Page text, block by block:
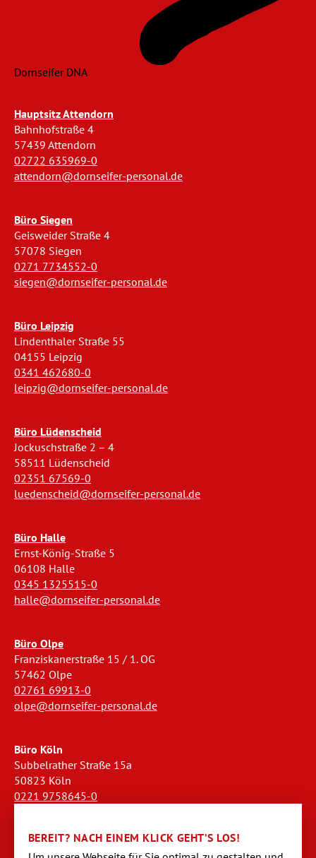
Dornseifer DNA
Hauptsitz Attendorn
Bahnhofstraße 4
57439 Attendorn
02722 635969-0
attendorn@dornseifer-personal.de
Büro Siegen
Geisweider Straße 4
57078 Siegen
0271 7734552-0
siegen@dornseifer-personal.de
Büro Leipzig
Lindenthaler Straße 55
04155 Leipzig
0341 462680-0
leipzig@dornseifer-personal.de
Büro Lüdenscheid
Jockuschstraße 2 – 4
58511 Lüdenscheid
02351 67569-0
luedenscheid@dornseifer-personal.de
Büro Halle
Ernst-König-Straße 5
06108 Halle
0345 1325515-0
halle@dornseifer-personal.de
Büro Olpe
Franziskanerstraße 15 / 1. OG
57462 Olpe
02761 69913-0
olpe@dornseifer-personal.de
Büro Köln
Subbelrather Straße 15a
50823 Köln
0221 9758645-0
BEREIT? NACH EINEM KLICK GEHT’S LOS!